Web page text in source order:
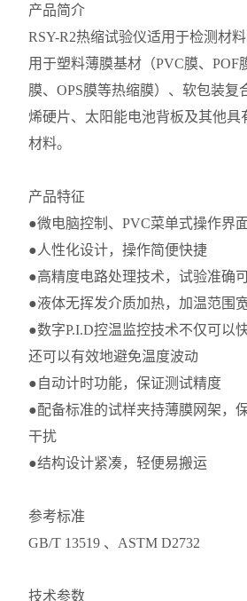
产品简介
RSY-R2热缩试验仪适用于检测材
用于塑料薄膜基材（PVC膜、POF
膜、OPS膜等热缩膜）、软包装复
烯硬片、太阳能电池背板及其他具
材料。
产品特征
●微电脑控制、PVC菜单式操作界
●人性化设计，操作简便快捷
●高精度电路处理技术，试验准确
●液体无挥发介质加热，加温范围
●数字P.I.D控温监控技术不仅可以
还可以有效地避免温度波动
●自动计时功能，保证测试精度
●配备标准的试样夹持薄膜网架，
干扰
●结构设计紧凑，轻便易搬运
参考标准
GB/T 13519 、ASTM D2732
技术参数